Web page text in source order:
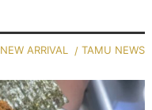
NEW ARRIVAL TAMU NEWS